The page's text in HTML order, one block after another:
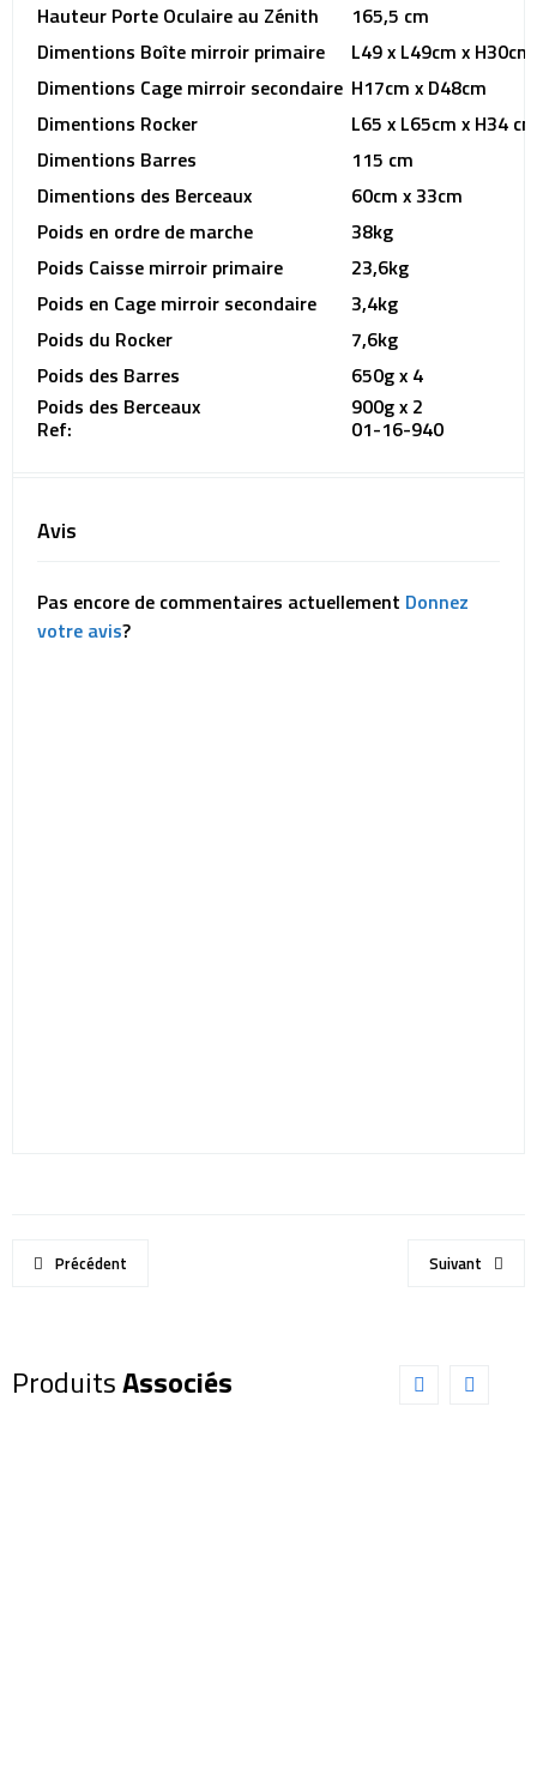
Hauteur Porte Oculaire au Zénith
165,5 cm
Dimentions Boîte mirroir primaire
L49 x L49cm x H30cm
Dimentions Cage mirroir secondaire H17cm x D48cm
Dimentions Rocker
L65 x L65cm x H34 cm
Dimentions Barres
115 cm
Dimentions des Berceaux
60cm x 33cm
Poids en ordre de marche
38kg
Poids Caisse mirroir primaire
23,6kg
Poids en Cage mirroir secondaire
3,4kg
Poids du Rocker
7,6kg
Poids des Barres
650g x 4
Poids des Berceaux
900g x 2
Ref: 01-16-940
Avis
Pas encore de commentaires actuellement Donnez
votre avis?
Précédent Suivant
ProduitsAssociés